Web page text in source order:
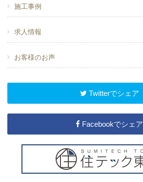
施工事例
求人情報
お客様のお声
Twitterでシェア
Facebookでシェア